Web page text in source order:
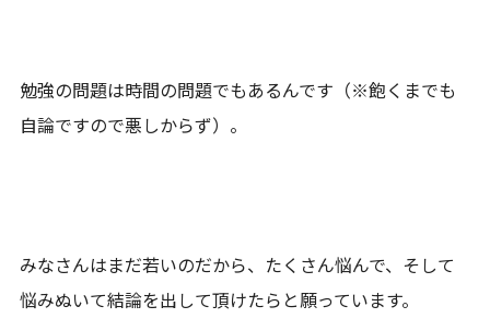
勉強の問題は時間の問題でもあるんです（※飽くまでも
自論ですので悪しからず）。
みなさんはまだ若いのだから、たくさん悩んで、そして
悩みぬいて結論を出して頂けたらと願っています。